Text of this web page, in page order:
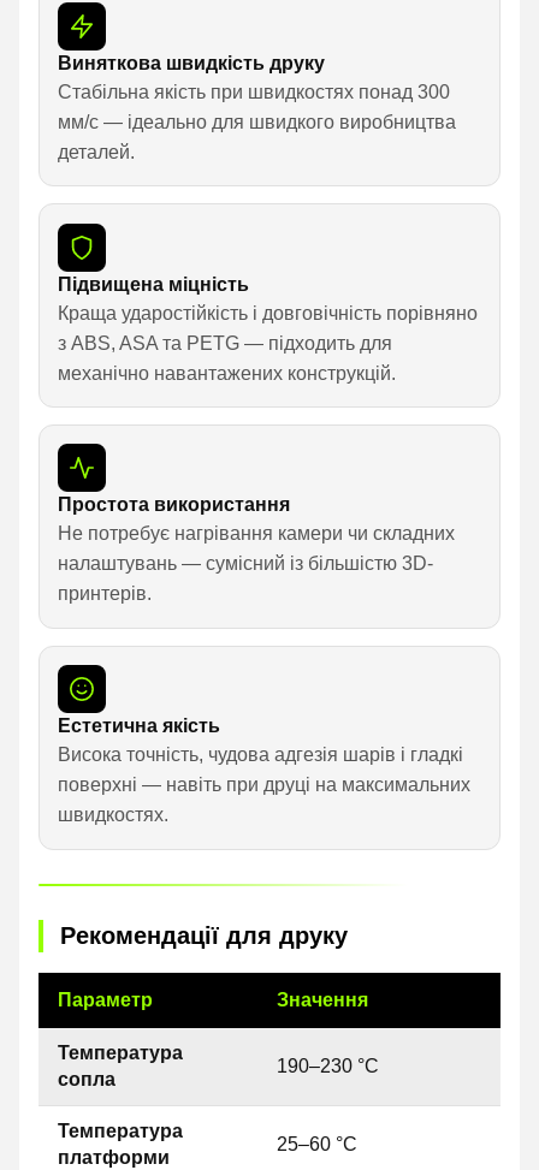
Виняткова швидкість друку
Стабільна якість при швидкостях понад 300
мм/с — ідеально для швидкого виробництва
деталей.
Підвищена міцність
Краща ударостійкість і довговічність порівняно
з ABS, ASA та PETG — підходить для
механічно навантажених конструкцій.
Простота використання
Не потребує нагрівання камери чи складних
налаштувань — сумісний із більшістю 3D-
принтерів.
Естетична якість
Висока точність, чудова адгезія шарів і гладкі
поверхні — навіть при друці на максимальних
швидкостях.
Рекомендації для друку
Параметр Значення
Температура
сопла
190–230 °C
Температура
платформи
25–60 °C